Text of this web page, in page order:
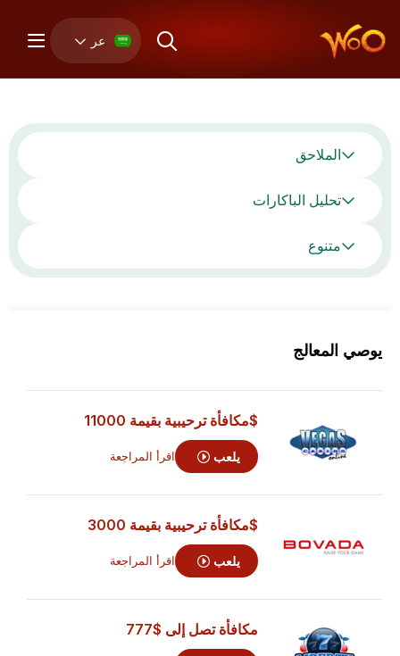
عر
الملاحق
تحليل الباكارات
متنوع
يوصي المعالج
$مكافأة ترحيبية بقيمة 11000
يلعب اقرأ المراجعة
$مكافأة ترحيبية بقيمة 3000
يلعب اقرأ المراجعة
مكافأة تصل إلى$777